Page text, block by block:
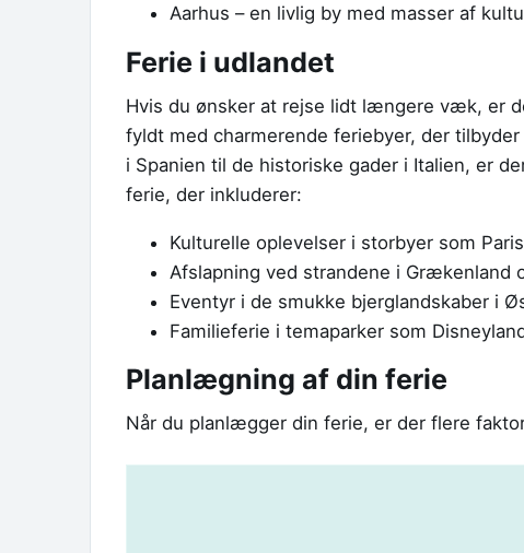
Aarhus – en livlig by med masser af
Ferie i udlandet
Hvis du ønsker at rejse lidt længere væk, er
fyldt med charmerende feriebyer, der
i Spanien til de historiske gader i Italien, er
ferie, der inkluderer:
Kulturelle oplevelser i storbyer som
Afslapning ved strandene i Grækenland
Eventyr i de smukke bjerglandskaber i
Familieferie i temaparker som
Planlægning af din ferie
Når du planlægger din ferie, er der flere